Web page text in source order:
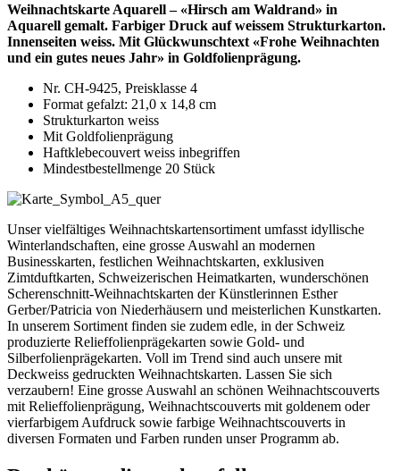
Weihnachtskarte Aquarell – «Hirsch am Waldrand» in
Aquarell gemalt. Farbiger Druck auf weissem Strukturkarton.
Innenseiten weiss. Mit Glückwunschtext «Frohe Weihnachten
und ein gutes neues Jahr» in Goldfolienprägung.
Nr. CH-9425, Preisklasse 4
Format gefalzt: 21,0 x 14,8 cm
Strukturkarton weiss
Mit Goldfolienprägung
Haftklebecouvert weiss inbegriffen
Mindestbestellmenge 20 Stück
Unser vielfältiges Weihnachtskartensortiment umfasst idyllische
Winterlandschaften, eine grosse Auswahl an modernen
Businesskarten, festlichen Weihnachtskarten, exklusiven
Zimtduftkarten, Schweizerischen Heimatkarten, wunderschönen
Scherenschnitt-Weihnachtskarten der Künstlerinnen Esther
Gerber/Patricia von Niederhäusern und meisterlichen Kunstkarten.
In unserem Sortiment finden sie zudem edle, in der Schweiz
produzierte Relieffolienprägekarten sowie Gold- und
Silberfolienprägekarten. Voll im Trend sind auch unsere mit
Deckweiss gedruckten Weihnachtskarten. Lassen Sie sich
verzaubern! Eine grosse Auswahl an schönen Weihnachtscouverts
mit Relieffolienprägung, Weihnachtscouverts mit goldenem oder
vierfarbigem Aufdruck sowie farbige Weihnachtscouverts in
diversen Formaten und Farben runden unser Programm ab.